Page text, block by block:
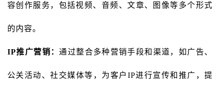
容创作服务，包括视频、音频、文章、图像等多个形式
的内容。
IP推广营销：通过整合多种营销手段和渠道，如广告、
公关活动、社交媒体等，为客户IP进行宣传和推广，提